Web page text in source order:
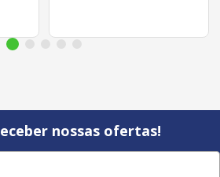
nossas ofertas!